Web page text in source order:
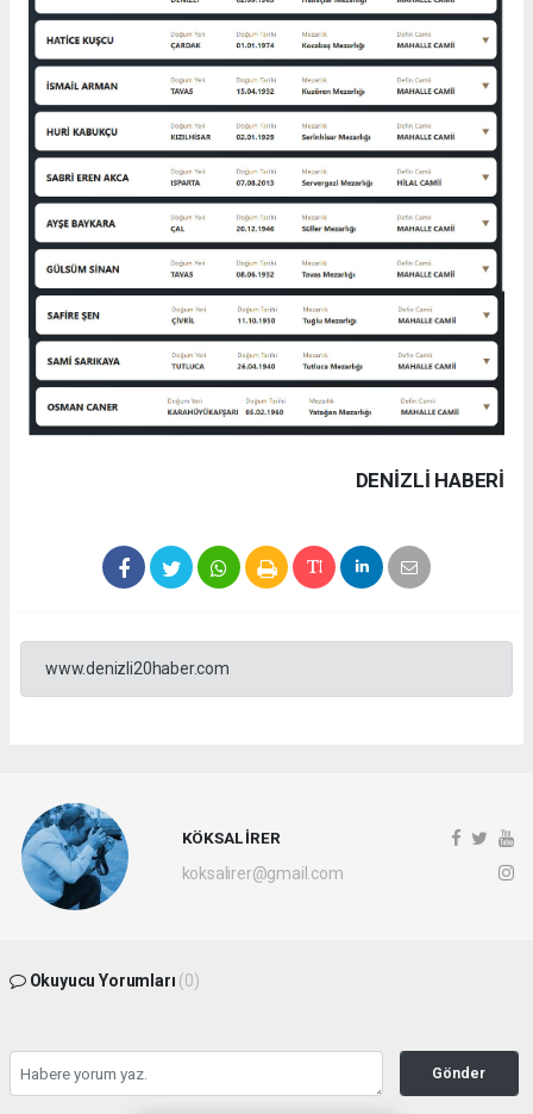
DENIZLI HABERİ
www.denizli20haber.com
KÖKSAL İRER
koksalirer@gmail.com
Okuyucu Yorumları (0)
Gönder